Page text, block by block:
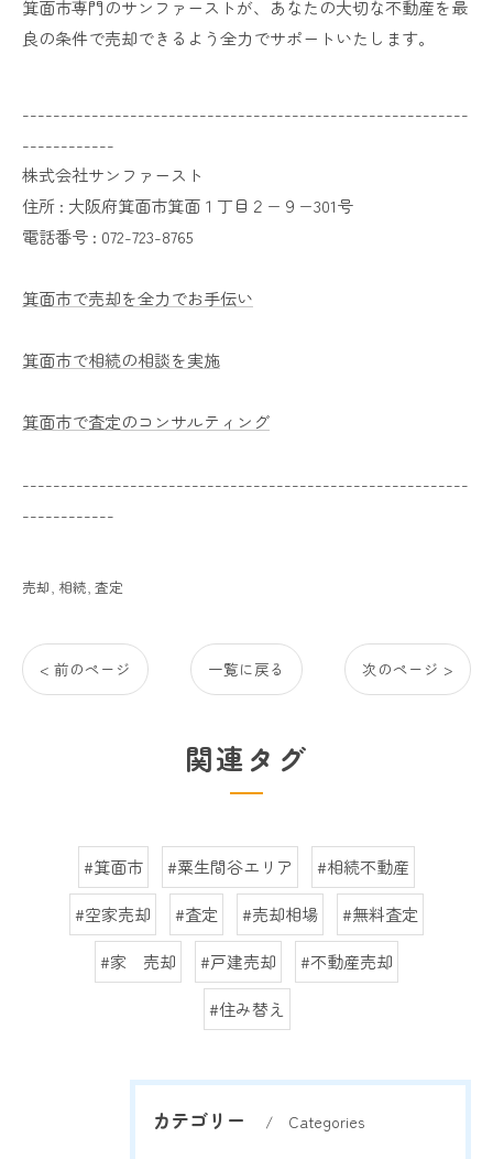
箕面市専門のサンファーストが、あなたの大切な不動産を最
良の条件で売却できるよう全力でサポートいたします。
----------------------------------------------------------
------------
株式会社サンファースト
住所 : 大阪府箕面市箕面１丁目２−９−301号
電話番号 : 072-723-8765
箕面市で売却を全力でお手伝い
箕面市で相続の相談を実施
箕面市で査定のコンサルティング
----------------------------------------------------------
------------
売却 相続 査定
< 前のページ 一覧に戻る 次のページ >
関連タグ
#箕面市 #粟生間谷エリア #相続不動産
#空家売却 #査定 #売却相場 #無料査定
#家 売却 #戸建売却 #不動産売却
#住み替え
カテゴリー Categories